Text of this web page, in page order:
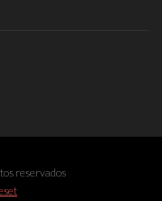
reservados